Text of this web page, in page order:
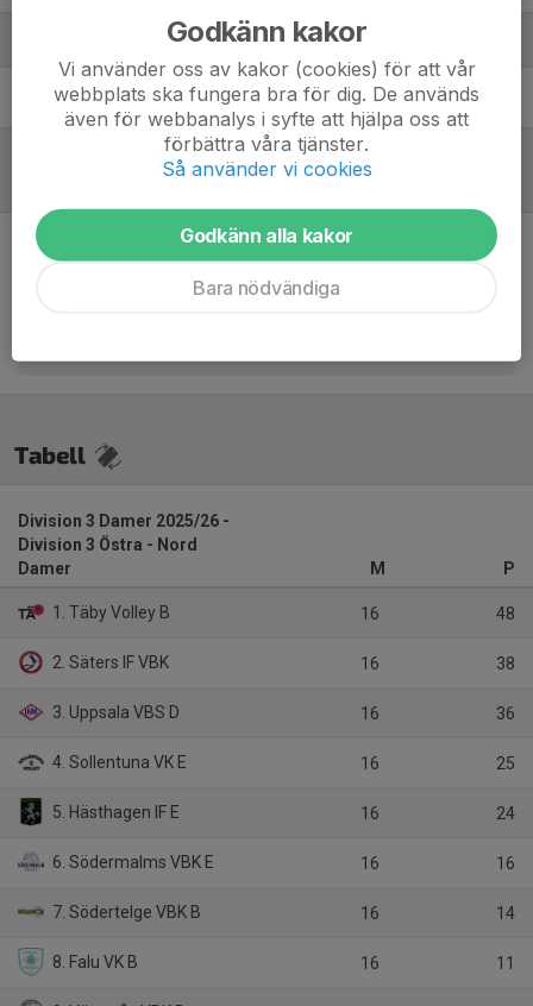
Stefan BackTränare Dam B
Inget referat skrivet
Tabell
Division 3 Damer 2025/26 -
Division 3 Östra - Nord
Damer
M P
1. Täby Volley B 16 48
2. Säters IF VBK 16 38
3. Uppsala VBS D 16 36
4. Sollentuna VK E 16 25
5. Hästhagen IF E 16 24
6. Södermalms VBK E 16 16
7. Södertelge VBK B 16 14
8. Falu VK B 16 11
Godkänn kakor
Vi använder oss av kakor (cookies) för att vår
webbplats ska fungera bra för dig. De används
även för webbanalys i syfte att hjälpa oss att
förbättra våra tjänster.
Så använder vi cookies
Godkänn alla kakor
Bara nödvändiga